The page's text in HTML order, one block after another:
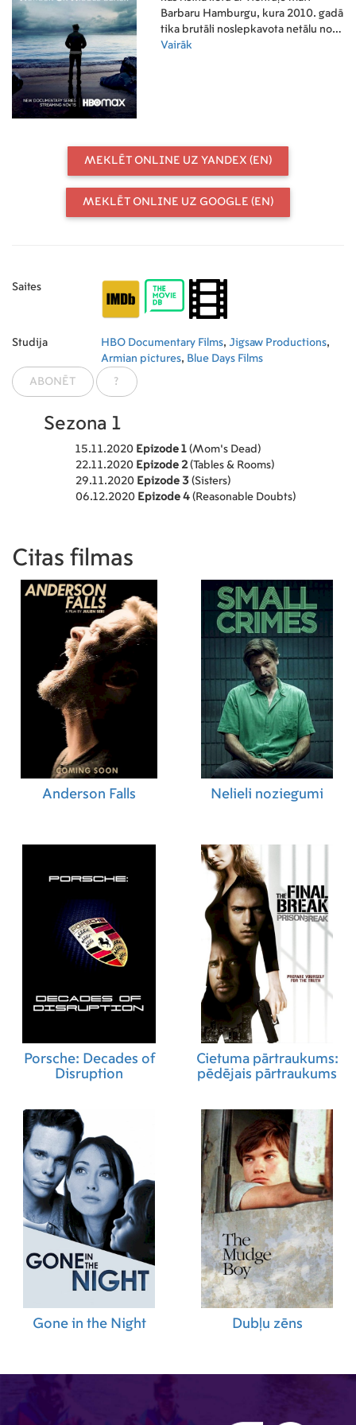
Barbaru Hamburgu, kura 2010. gadā
tika brutāli noslepkavota netālu no
savām mājām augstākās vidējās
cilvēkus, kurus viņš mīl, vienlaikus
meklējot atbildes savā salauztajā
ģimenē un sabiedrībā.
Vairāk
MEKLĒT ONLINE UZ YANDEX (EN)
MEKLĒT ONLINE UZ GOOGLE (EN)
Saites
Studija HBO Documentary Films, Jigsaw Productions,
Armian pictures, Blue Days Films
ABONĒT ?
Sezona 1
15.11.2020 Epizode 1 (Mom's Dead)
22.11.2020 Epizode 2(Tables & Rooms)
29.11.2020 Epizode 3 (Sisters)
06.12.2020 Epizode 4 (Reasonable Doubts)
Citas filmas
Anderson Falls Nelieli noziegumi
Porsche: Decades of
Disruption
Cietuma pārtraukums:
pēdējais pārtraukums
Gone in the Night Dubļu zēns